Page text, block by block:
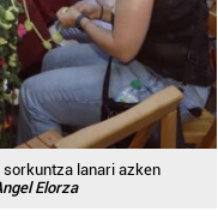
lanari azken
Elorza